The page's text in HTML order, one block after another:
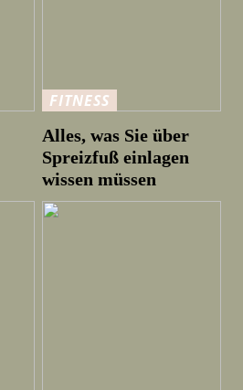
FITNESS
Alles, was Sie über
Spreizfuß einlagen
wissen müssen